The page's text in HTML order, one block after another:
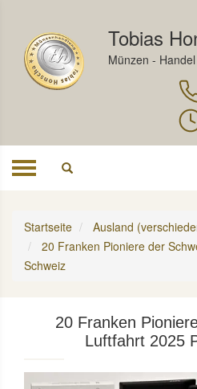
Tobias
Münzen - Handel
Toggle
Startseite Ausland
20 Franken Pioniere der
Schweiz
20 Franken
Luftfahrt 2025